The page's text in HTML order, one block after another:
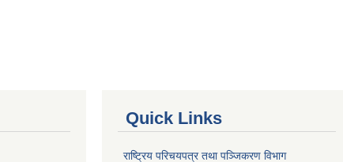
Quick Links
राष्ट्रिय परिचयपत्र तथा पञ्जिकरण विभाग